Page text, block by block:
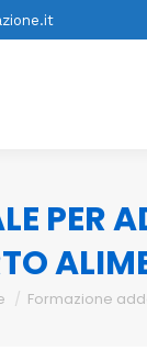
PER
Formazione